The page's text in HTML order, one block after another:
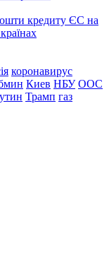
кредиту ЄС на
коронавирус
Киев НБУ ООС
Трамп газ